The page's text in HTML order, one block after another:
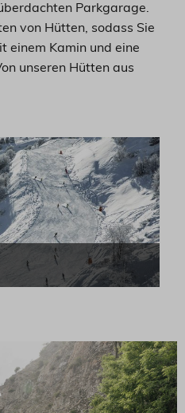
Parkgarage.
von Hütten, sodass Sie
einem Kamin und eine
unseren Hütten aus